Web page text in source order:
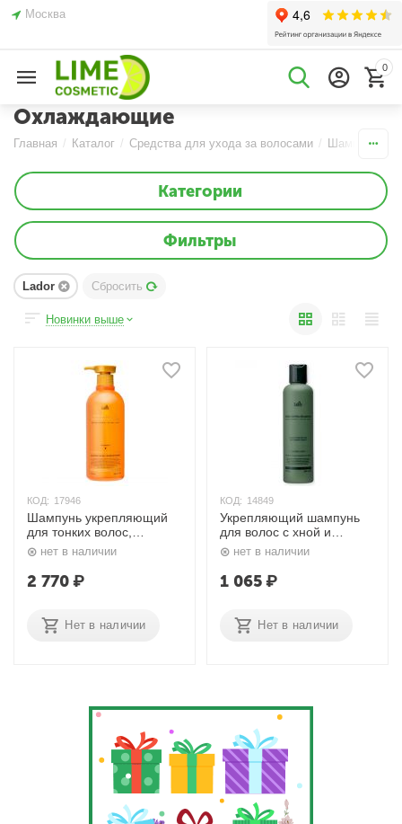
Москва
0
Охлаждающие
Главная / Каталог / Средства для ухода за волосами / Шампуни
Категории
Фильтры
Lador Сбросить
Новинки выше
КОД: 17946
Шампунь укрепляющий
для тонких волос,
Dermatical Hair-Loss
Shampoo For Thin Hair
530 мл. Lador
нет в наличии
2 770₽
Нет в наличии
КОД: 14849
Укрепляющий шампунь
для волос с хной и
ментолом 200 мл. Lador
нет в наличии
1 065₽
Нет в наличии